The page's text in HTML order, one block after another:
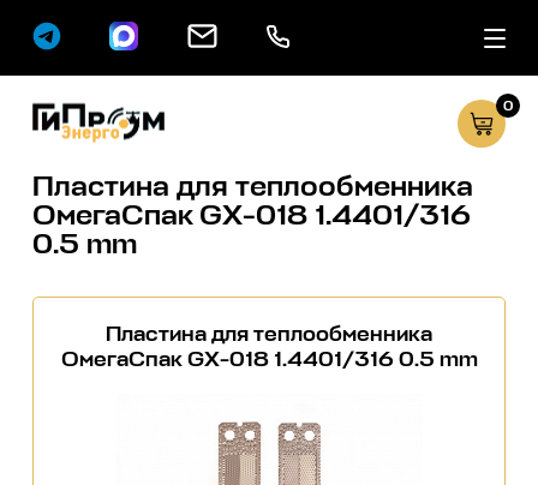
Сервисные
0
Пластина для теплообменника
ОмегаСпак GX-018 1.4401/316
0.5 mm
Пластина для теплообменника
ОмегаСпак GX-018 1.4401/316 0.5 mm